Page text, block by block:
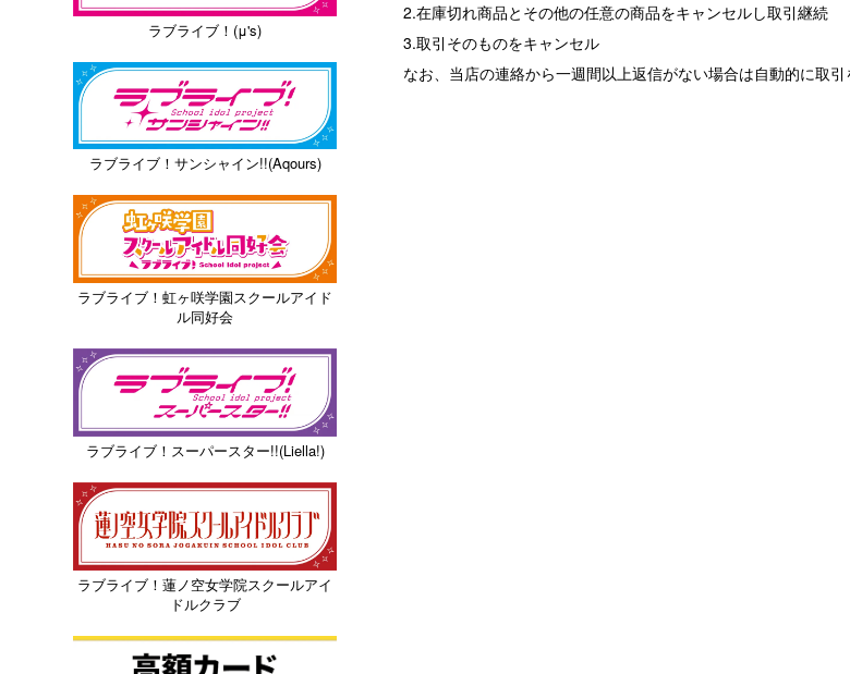
2.在庫切れ商品とその他の任意の商品をキャンセルし取引継続
3.取引そのものをキャンセル
なお、当店の連絡から一週間以上返信がない場合は自動的に取
ラブライブ！(μ's)
ラブライブ！サンシャイン!!(Aqours)
ラブライブ！虹ヶ咲学園スクールアイド
ル同好会
ラブライブ！スーパースター!!(Liella!)
ラブライブ！蓮ノ空女学院スクールアイ
ドルクラブ